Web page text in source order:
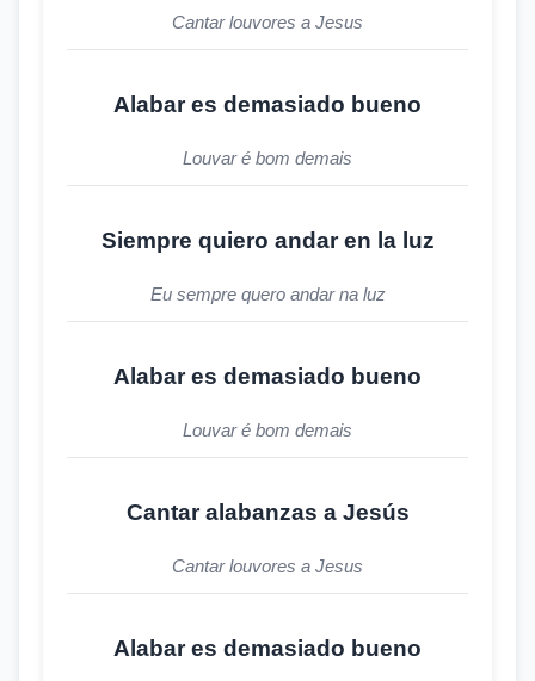
Cantar louvores a Jesus
Alabar es demasiado bueno
Louvar é bom demais
Siempre quiero andar en la luz
Eu sempre quero andar na luz
Alabar es demasiado bueno
Louvar é bom demais
Cantar alabanzas a Jesús
Cantar louvores a Jesus
Alabar es demasiado bueno